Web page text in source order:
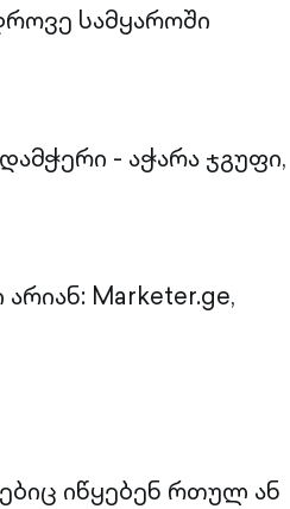
სამყაროში
- აჭარა ჯგუფი,
Marketer.ge,
იწყებენ რთულ ან